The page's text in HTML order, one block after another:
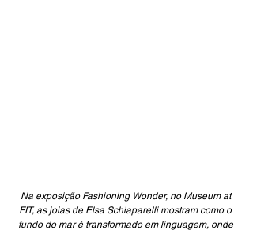
Na exposição Fashioning Wonder, no Museum at
FIT, as joias de Elsa Schiaparelli mostram como o
fundo do mar é transformado em linguagem, onde